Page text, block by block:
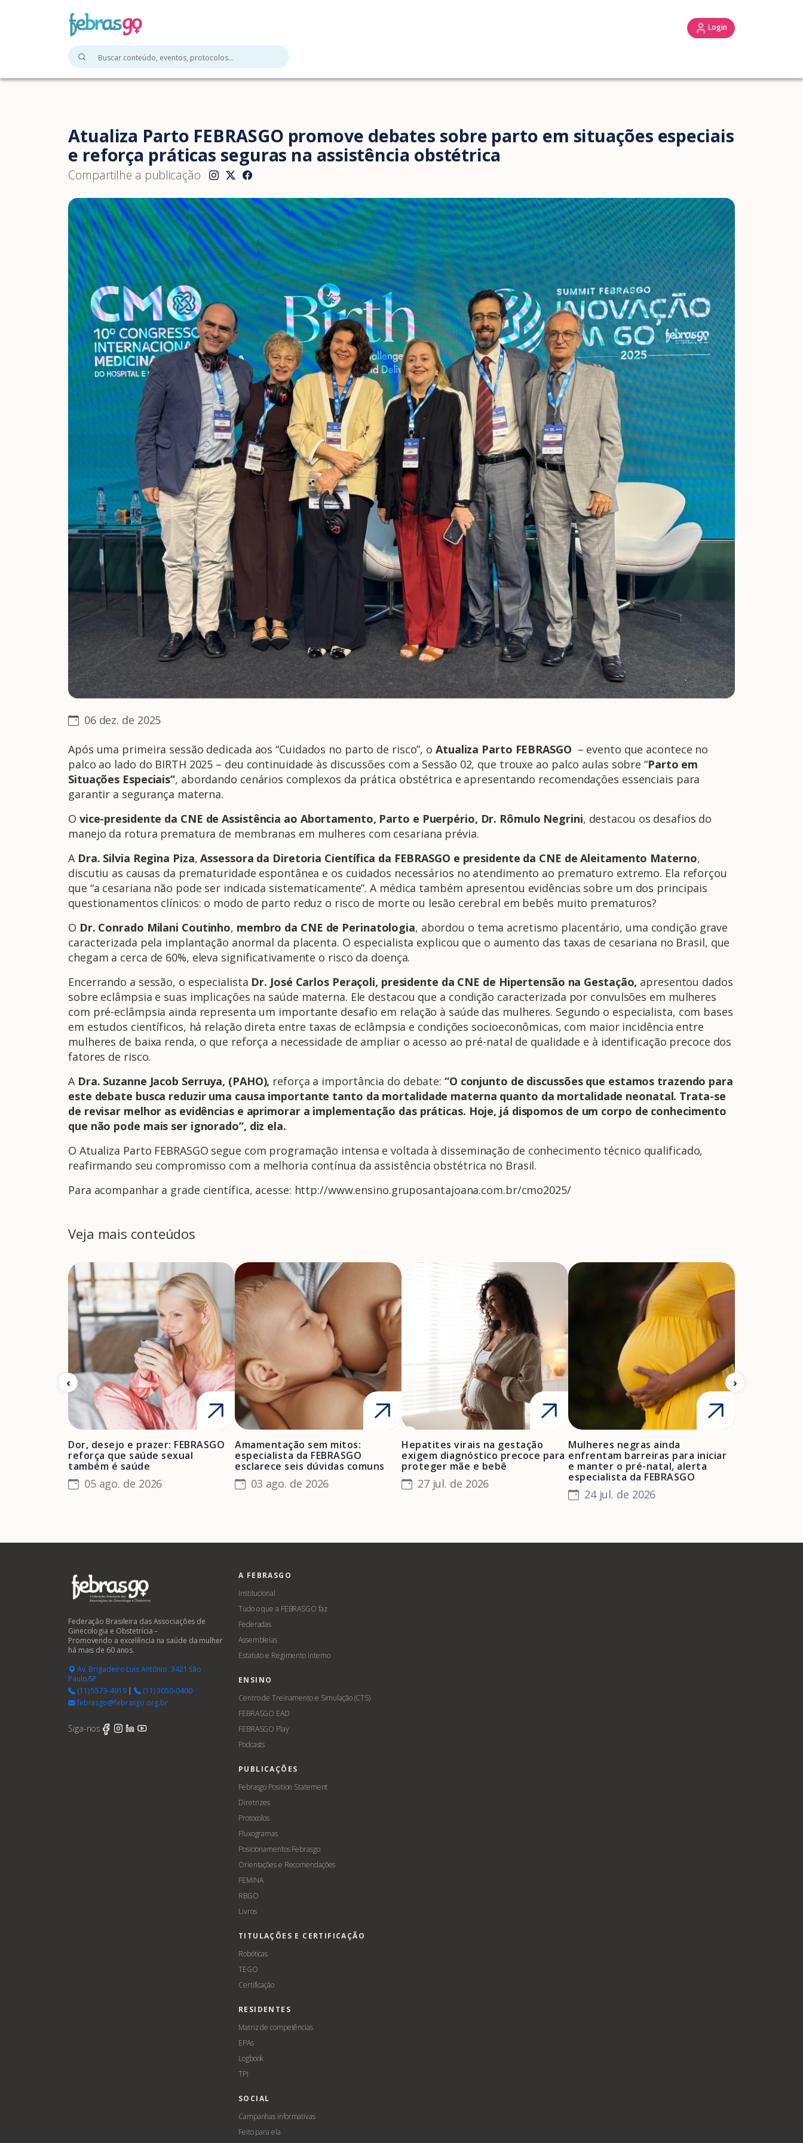
Login
Atualiza Parto FEBRASGO promove debates sobre parto em situações especiais
e reforça práticas seguras na assistência obstétrica
Compartilhe a publicação
06 dez. de 2025
Após uma primeira sessão dedicada aos “Cuidados no parto de risco”, o Atualiza Parto FEBRASGO – evento que acontece no
palco ao lado do BIRTH 2025 – deu continuidade às discussões com a Sessão 02, que trouxe ao palco aulas sobre “Parto em
Situações Especiais”, abordando cenários complexos da prática obstétrica e apresentando recomendações essenciais para
garantir a segurança materna.
O vice-presidente da CNE de Assistência ao Abortamento, Parto e Puerpério, Dr. Rômulo Negrini, destacou os desafios do
manejo da rotura prematura de membranas em mulheres com cesariana prévia.
A Dra. Silvia Regina Piza,Assessora da Diretoria Científica da FEBRASGO e presidente da CNE de Aleitamento Materno,
discutiu as causas da prematuridade espontânea e os cuidados necessários no atendimento ao prematuro extremo. Ela reforçou
que “a cesariana não pode ser indicada sistematicamente”. A médica também apresentou evidências sobre um dos principais
questionamentos clínicos: o modo de parto reduz o risco de morte ou lesão cerebral em bebês muito prematuros?
O Dr. Conrado Milani Coutinho, membro da CNE de Perinatologia, abordou o tema acretismo placentário, uma condição grave
caracterizada pela implantação anormal da placenta. O especialista explicou que o aumento das taxas de cesariana no Brasil, que
chegam a cerca de 60%, eleva significativamente o risco da doença.
Encerrando a sessão, o especialista Dr. José Carlos Peraçoli, presidente da CNE de Hipertensão na Gestação, apresentou dados
sobre eclâmpsia e suas implicações na saúde materna. Ele destacou que a condição caracterizada por convulsões em mulheres
com pré-eclâmpsia ainda representa um importante desafio em relação à saúde das mulheres. Segundo o especialista, com bases
em estudos científicos, há relação direta entre taxas de eclâmpsia e condições socioeconômicas, com maior incidência entre
mulheres de baixa renda, o que reforça a necessidade de ampliar o acesso ao pré-natal de qualidade e à identificação precoce dos
fatores de risco.
A Dra. Suzanne Jacob Serruya, (PAHO), reforça a importância do debate: “O conjunto de discussões que estamos trazendo para
este debate busca reduzir uma causa importante tanto da mortalidade materna quanto da mortalidade neonatal. Trata-se
de revisar melhor as evidências e aprimorar a implementação das práticas. Hoje, já dispomos de um corpo de conhecimento
que não pode mais ser ignorado”, diz ela.
O Atualiza Parto FEBRASGO segue com programação intensa e voltada à disseminação de conhecimento técnico qualificado,
reafirmando seu compromisso com a melhoria contínua da assistência obstétrica no Brasil.
Para acompanhar a grade científica, acesse: http://www.ensino.gruposantajoana.com.br/cmo2025/
Veja mais conteúdos
Dor, desejo e prazer: FEBRASGO
reforça que saúde sexual
também é saúde
05 ago. de 2026
Amamentação sem mitos:
especialista da FEBRASGO
esclarece seis dúvidas comuns
03 ago. de 2026
Hepatites virais na gestação
exigem diagnóstico precoce para
proteger mãe e bebê
27 jul. de 2026
Mulheres negras ainda
enfrentam barreiras para iniciar
e manter o pré-natal, alerta
especialista da FEBRASGO
24 jul. de 2026
Federação Brasileira das Associações de
Ginecologia e Obstetrícia –
Promovendo a excelência na saúde da mulher
há mais de 60 anos.
Av. Brigadeiro Luís Antônio, 3421 São
Paulo/SP
(11) 5573-4919|
(11) 3050-0400
febrasgo@febrasgo.org.br
Siga-nos
A FEBRASGO
Institucional
Tudo o que a FEBRASGO faz
Federadas
Assembleias
Estatuto e Regimento Interno
ENSINO
Centro de Treinamento e Simulação (CTS)
FEBRASGO EAD
FEBRASGO Play
Podcasts
PUBLICAÇÕES
Febrasgo Position Statement
Diretrizes
Protocolos
Fluxogramas
Posicionamentos Febrasgo
Orientações e Recomendações
FEMINA
RBGO
Livros
TITULAÇÕES E CERTIFICAÇÃO
Robóticas
TEGO
Certificação
RESIDENTES
Matriz de competências
EPAs
Logbook
TPI
SOCIAL
Campanhas informativas
Feito para ela